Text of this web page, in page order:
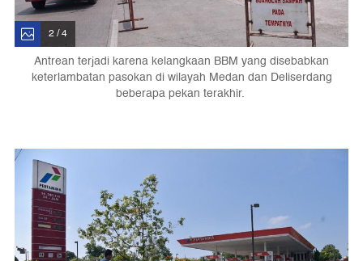
2 / 4
Antrean terjadi karena kelangkaan BBM yang disebabkan
keterlambatan pasokan di wilayah Medan dan Deliserdang
beberapa pekan terakhir.